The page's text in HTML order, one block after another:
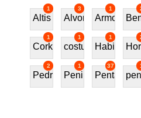
1
Altis
3
Alvor
1
Armchair
1
Cork
1
costureira
1
Habitat70
2
Pedra
1
Peninsular
37
Penta